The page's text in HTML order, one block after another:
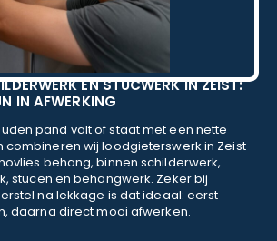
EN STUCWERK IN ZEIST:
IN AFWERKING
pand valt of staat met een nette
combineren wij loodgieterswerk in Zeist
behang, binnen schilderwerk,
stucen en behangwerk. Zeker bij
na lekkage is dat ideaal: eerst
daarna direct mooi afwerken.